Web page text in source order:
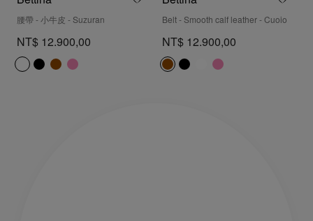
腰帶 - 小牛皮 - Suzuran
NT$ 12.900,00
Belt - Smooth calf leather - Cuoio
NT$ 12.900,00